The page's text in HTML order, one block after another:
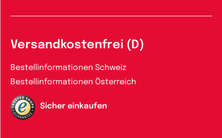
Versandkostenfrei (D)
Bestellinformationen Schweiz
Bestellinformationen Österreich
Sicher einkaufen